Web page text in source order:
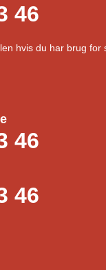
46
hvis du har brug for
46
46